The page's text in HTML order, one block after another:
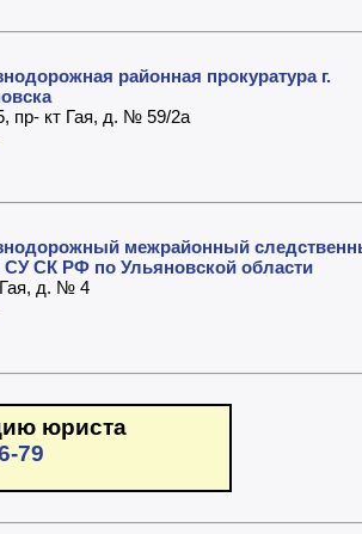
районная прокуратура г.
пр- кт Гая, д. № 59/2а
межрайонный
СУ СК РФ по Ульяновской области
Гая, д. № 4
юриста
79